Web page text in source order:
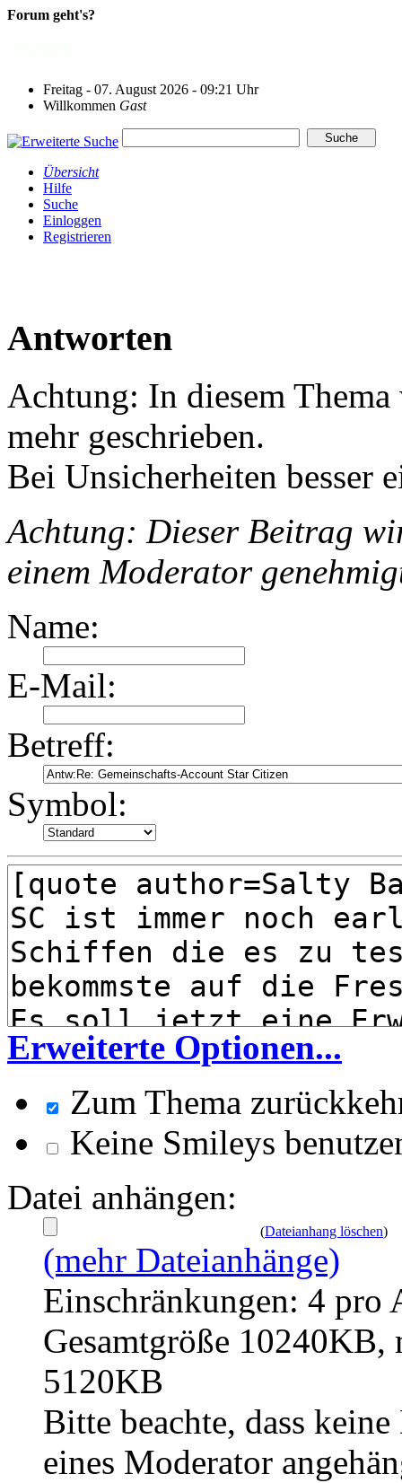
Forum geht's?
Freitag - 07. August 2026 - 09:21 Uhr
Willkommen Gast
Übersicht
Hilfe
Suche
Einloggen
Registrieren
Antworten
Achtung: In diesem
mehr geschrieben.
Bei Unsicherheiten besser
Achtung: Dieser Beitrag
einem Moderator
Name:
E-Mail:
Betreff:
Symbol:
Erweiterte Optionen...
Zum Thema
Keine Smileys
Datei anhängen:
(Dateianhang löschen)
(mehr Dateianhänge)
Einschränkungen: 4 pro
Gesamtgröße
5120KB
Bitte beachte, dass
eines Moderator